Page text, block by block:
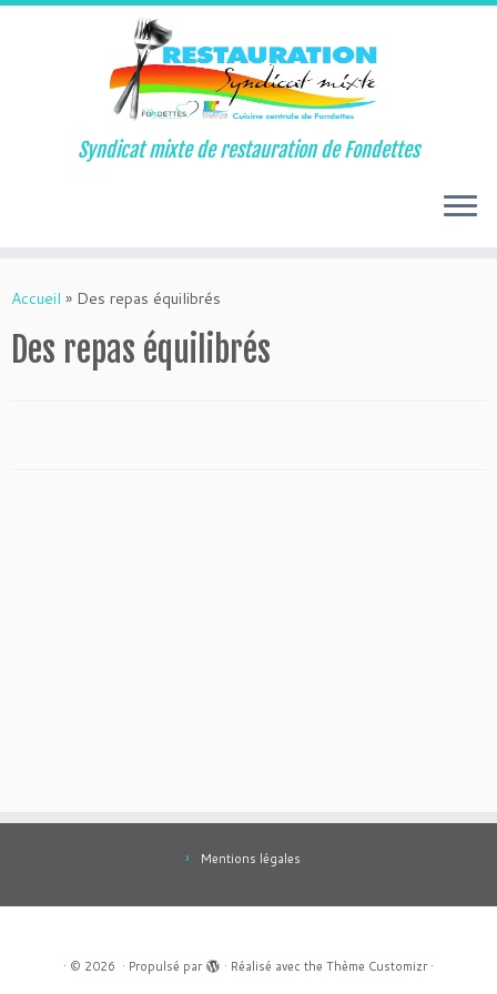
au
Syndicat mixte de restauration de Fondettes
Accueil » Des repas équilibrés
Des repas équilibrés
Mentions légales
· © 2026 · Propulsé par · Réalisé avec the Thème Customizr·